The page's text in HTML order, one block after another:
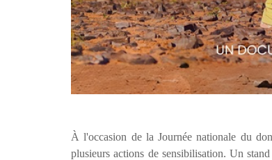
À l'occasion de la Journée nationale du
plusieurs actions de sensibilisation. Un